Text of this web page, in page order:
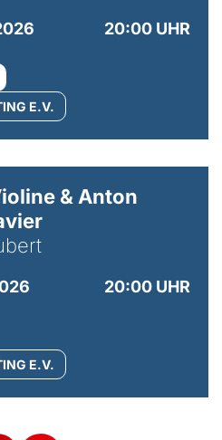
20:00 UHR
E.V.
& Anton
20:00 UHR
E.V.